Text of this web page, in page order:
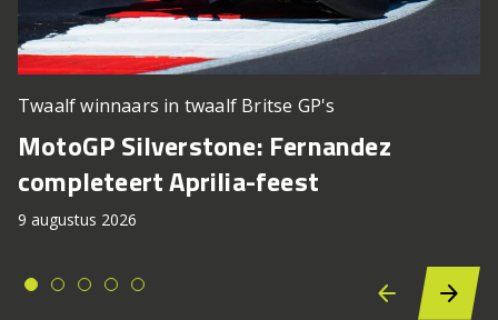
Twaalf winnaars in twaalf Britse GP's
MotoGP Silverstone: Fernandez
completeert Aprilia-feest
9 augustus 2026